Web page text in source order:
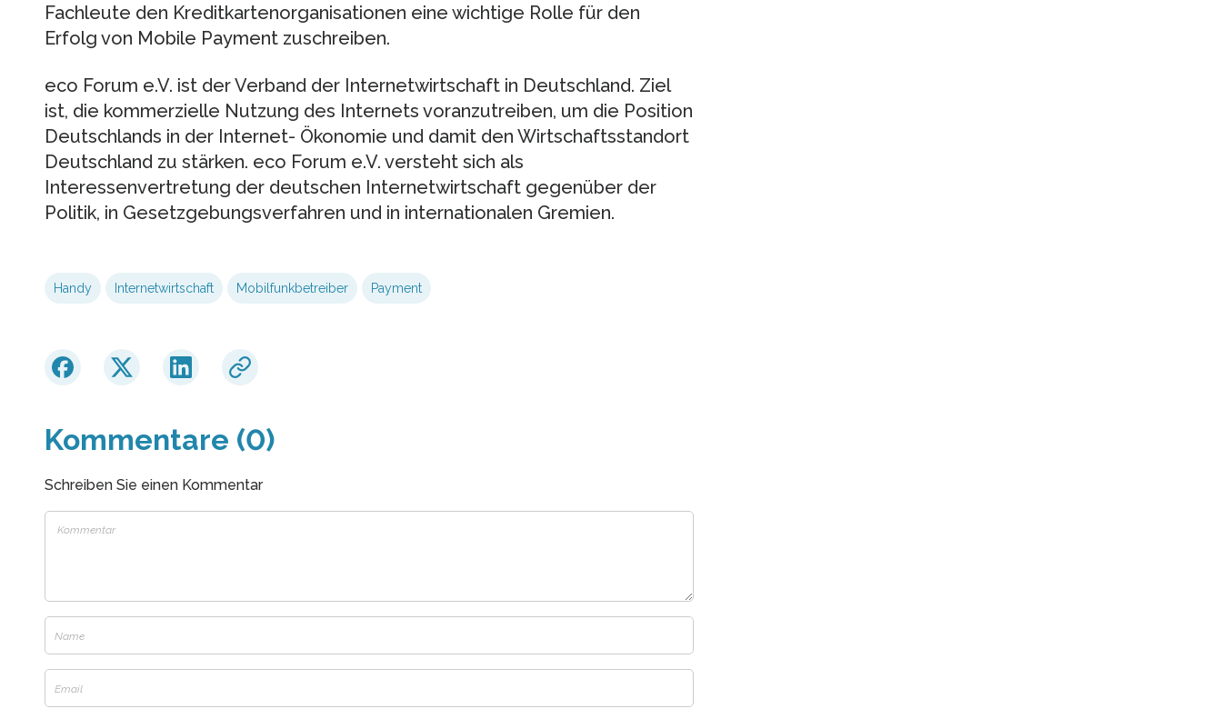
Fachleute den Kreditkartenorganisationen eine wichtige Rolle für den
Erfolg von Mobile Payment zuschreiben.
eco Forum e.V. ist der Verband der Internetwirtschaft in Deutschland. Ziel
ist, die kommerzielle Nutzung des Internets voranzutreiben, um die Position
Deutschlands in der Internet- Ökonomie und damit den Wirtschaftsstandort
Deutschland zu stärken. eco Forum e.V. versteht sich als
Interessenvertretung der deutschen Internetwirtschaft gegenüber der
Politik, in Gesetzgebungsverfahren und in internationalen Gremien.
Handy Internetwirtschaft Mobilfunkbetreiber Payment
Kommentare (0)
Schreiben Sie einen Kommentar